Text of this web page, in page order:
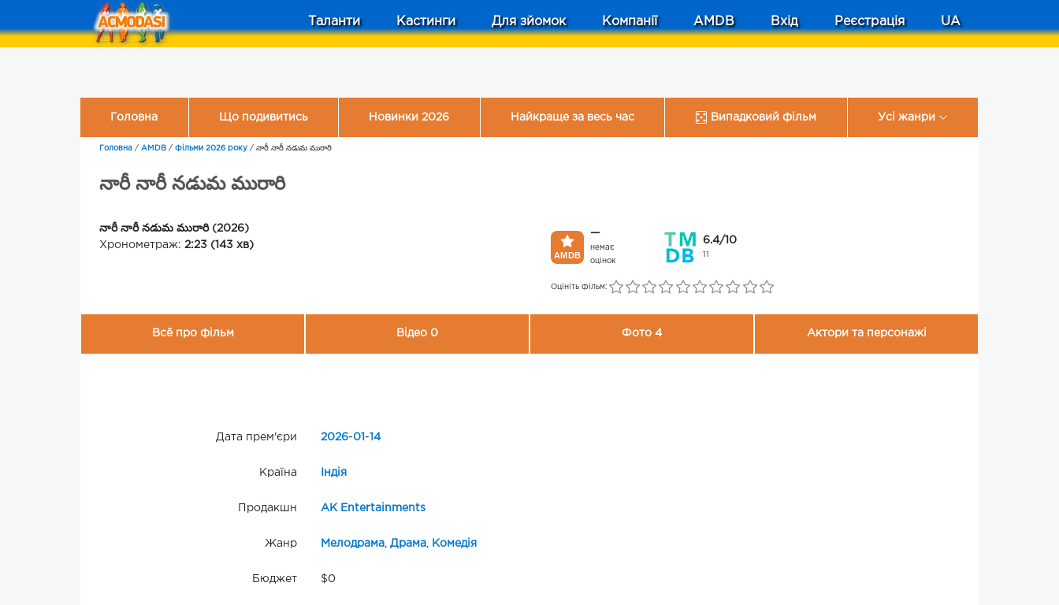
Таланти Кастинги Для зйомок Компанії AMDB Вхід Реєстрація UA
Головна Що подивитись Новинки 2026 Найкраще за весь час Випадковий фільм Усі жанри
Головна / AMDB / Фільми 2026 року / నారీ నారీ నడుమ మురారి
నారీ నారీ నడుమ మురారి
నారీ నారీ నడుమ మురారి (2026)
Хронометраж: 2:23 (143 хв)
—
немає
оцінок
6.4/10
11
Оцініть фільм:
Всё про фільм Відео 0 Фото 4 Актори та персонажі
Дата прем'єри 2026-01 -14
Країна Індія
Продакшн AK Entertainments
Жанр Мелодрама, Драма, Комедія
Бюджет $0